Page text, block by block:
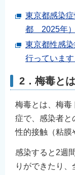
東京都感染
都 2025年）
東京都性
行っています
2．梅毒とは
梅毒とは、梅毒
症で、感染者と
性的接触（粘膜
感染すると2週
りができたり